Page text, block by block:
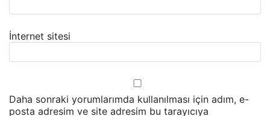
İnternet sitesi
Daha sonraki yorumlarımda kullanılması için adım, e-
posta adresim ve site adresim bu tarayıcıya